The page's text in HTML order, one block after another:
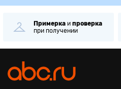
Примерка и проверка
при получении